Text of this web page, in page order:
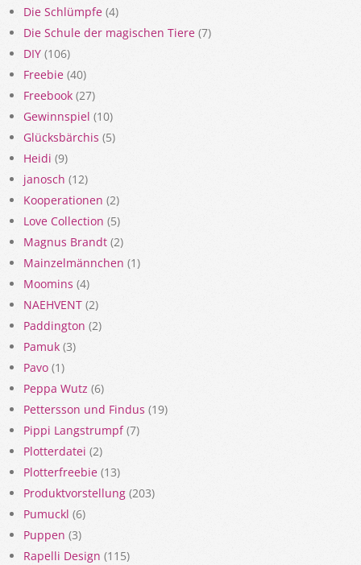
Die Schlümpfe (4)
Die Schule der magischen Tiere (7)
DIY (106)
Freebie (40)
Freebook (27)
Gewinnspiel (10)
Glücksbärchis (5)
Heidi (9)
janosch (12)
Kooperationen (2)
Love Collection (5)
Magnus Brandt (2)
Mainzelmännchen (1)
Moomins (4)
NAEHVENT (2)
Paddington (2)
Pamuk (3)
Pavo (1)
Peppa Wutz (6)
Pettersson und Findus (19)
Pippi Langstrumpf(7)
Plotterdatei (2)
Plotterfreebie (13)
Produktvorstellung (203)
Pumuckl (6)
Puppen (3)
Rapelli Design (115)